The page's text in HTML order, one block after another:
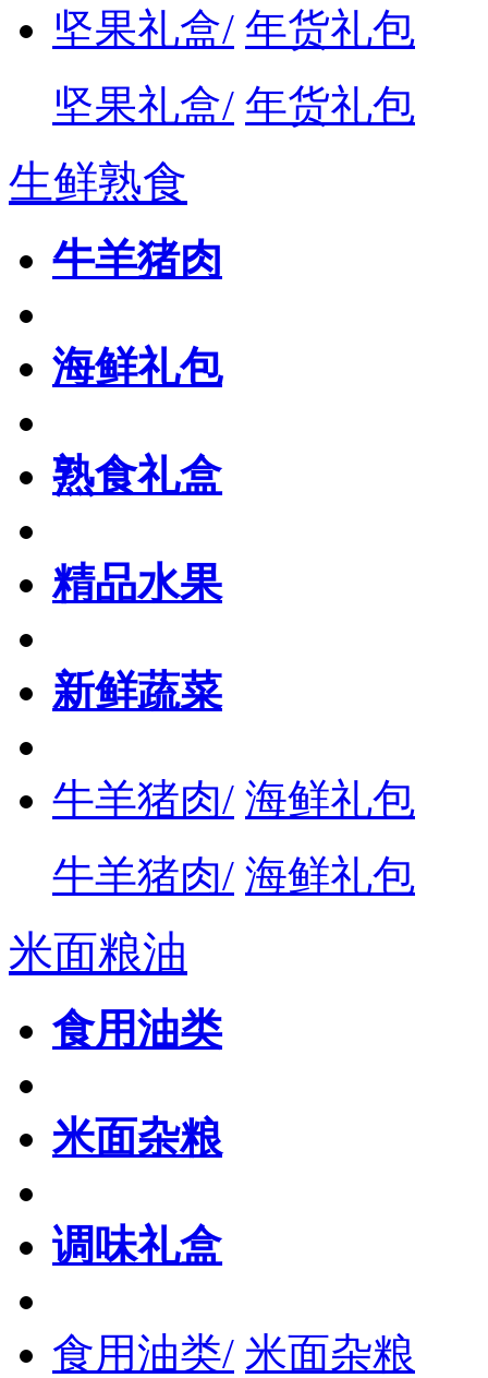
坚果礼盒/ 年货礼包
坚果礼盒/ 年货礼包
生鲜熟食
牛羊猪肉
海鲜礼包
熟食礼盒
精品水果
新鲜蔬菜
牛羊猪肉/ 海鲜礼包
牛羊猪肉/ 海鲜礼包
米面粮油
食用油类
米面杂粮
调味礼盒
食用油类/ 米面杂粮